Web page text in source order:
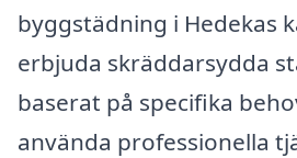
byggstädning i Hedekas
erbjuda skräddarsydda
baserat på specifika
använda professionella